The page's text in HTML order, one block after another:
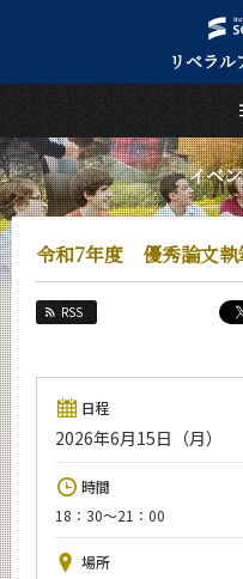
リベラル
イベ
令和7年度 優秀論文執
RSS
日程
2026年6月15日（月）
時間
18：30～21：00
場所
日本語
トップページ
Top Page
リベラルアーツ研究教育
About Us
Education
活動紹介
Activities
教員紹介
faculty
リベラルアーツ研究教育
News